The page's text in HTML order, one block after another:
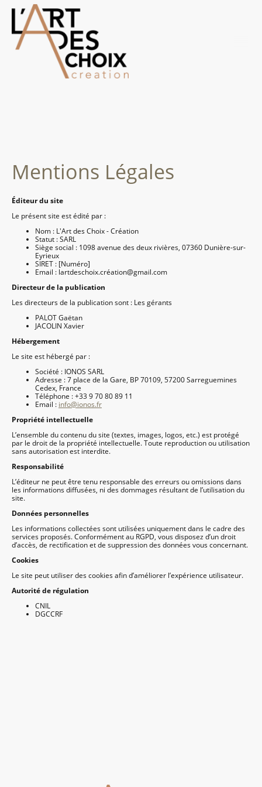
Mentions Légales
Éditeur du site
Le présent site est édité par :
Nom : L'Art des Choix - Création
Statut : SARL
Siège social : 1098 avenue des deux rivières, 07360 Dunière-sur-
Eyrieux
SIRET : [Numéro]
Email : lartdeschoix.création@gmail.com
Directeur de la publication
Les directeurs de la publication sont : Les gérants
PALOT Gaëtan
JACOLIN Xavier
Hébergement
Le site est hébergé par :
Société : IONOS SARL
Adresse : 7 place de la Gare, BP 70109, 57200 Sarreguemines
Cedex, France
Téléphone : +33 9 70 80 89 11
Email : info@ionos.fr
Propriété intellectuelle
L’ensemble du contenu du site (textes, images, logos, etc.) est protégé
par le droit de la propriété intellectuelle. Toute reproduction ou utilisation
sans autorisation est interdite.
Responsabilité
L’éditeur ne peut être tenu responsable des erreurs ou omissions dans
les informations diffusées, ni des dommages résultant de l’utilisation du
site.
Données personnelles
Les informations collectées sont utilisées uniquement dans le cadre des
services proposés. Conformément au RGPD, vous disposez d’un droit
d’accès, de rectification et de suppression des données vous concernant.
Cookies
Le site peut utiliser des cookies afin d’améliorer l’expérience utilisateur.
Autorité de régulation
CNIL
DGCCRF